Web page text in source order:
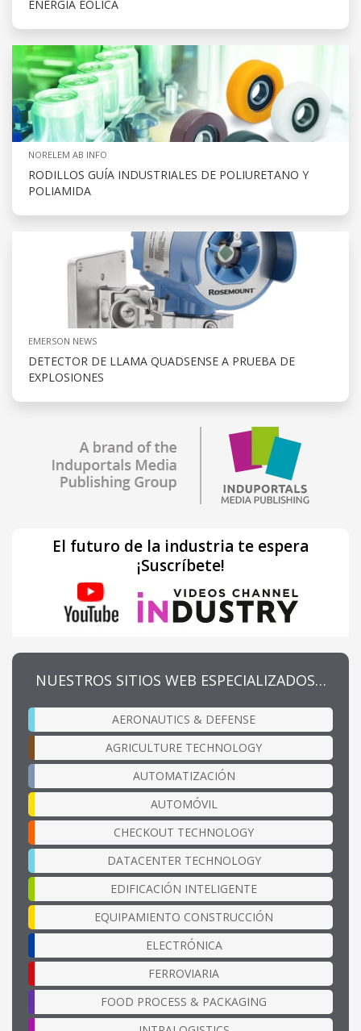
ENERGÍA EÓLICA
NORELEM AB INFO
RODILLOS GUÍA INDUSTRIALES DE POLIURETANO Y
POLIAMIDA
EMERSON NEWS
DETECTOR DE LLAMA QUADSENSE A PRUEBA DE
EXPLOSIONES
El futuro de la industria te espera
¡Suscríbete!
NUESTROS SITIOS WEB ESPECIALIZADOS…
AERONAUTICS & DEFENSE
AGRICULTURE TECHNOLOGY
AUTOMATIZACIÓN
AUTOMÓVIL
CHECKOUT TECHNOLOGY
DATACENTER TECHNOLOGY
EDIFICACIÓN INTELIGENTE
EQUIPAMIENTO CONSTRUCCIÓN
ELECTRÓNICA
FERROVIARIA
FOOD PROCESS & PACKAGING